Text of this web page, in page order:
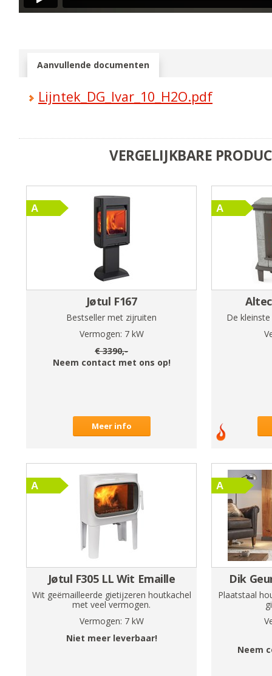
Aanvullende documenten
Lijntek_DG_Ivar_10_H2O.pdf
VERGELIJKBARE
Jøtul F167
Bestseller met zijruiten
Vermogen: 7kW
€3390,-
Neem contact met ons op!
Meer info
De
Jøtul F305 LL Wit Emaille
Wit geëmailleerde gietijzeren houtkachel
met veel vermogen.
Vermogen: 7kW
Niet meer leverbaar!
Dik
Plaatstaal
Neem